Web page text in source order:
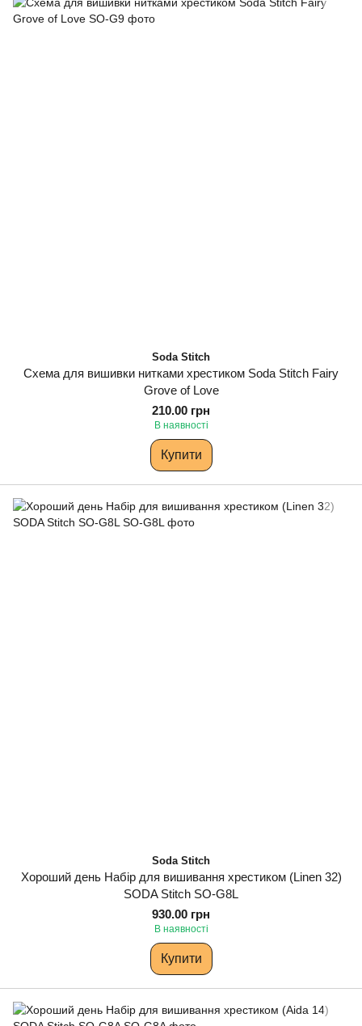
Soda Stitch
Схема для вишивки нитками хрестиком Soda Stitch Fairy
Grove of Love
210.00 грн
В наявності
Купити
Soda Stitch
Хороший день Набір для вишивання хрестиком (Linen 32)
SODA Stitch SO-G8L
930.00 грн
В наявності
Купити